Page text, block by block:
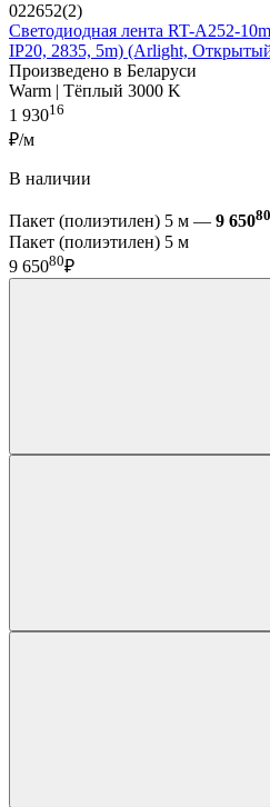
022652(2)
Светодиодная лента RT-A252-
IP20, 2835, 5m) (Arlight,
Произведено в Беларуси
Warm | Тёплый 3000 K
1 93016
₽/м
В наличии
Пакет (полиэтилен) 5 м — 9 65080
Пакет (полиэтилен) 5 м
9 65080₽